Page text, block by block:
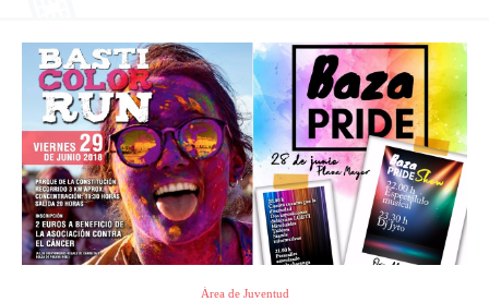
Área de Juventud